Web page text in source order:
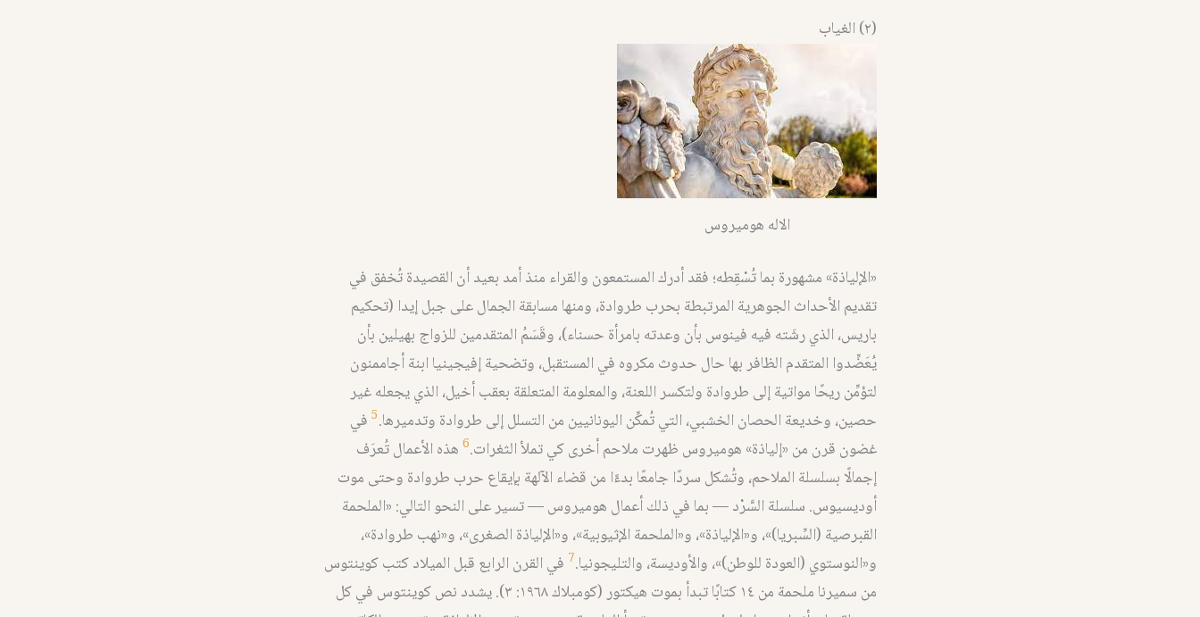
(٢) الغياب
الاله هوميروس
«الإلياذة» مشهورة بما تُسْقِطه؛ فقد أدرك المستمعون والقراء منذ أمد بعيد أن القصيدة تُخفق في
تقديم الأحداث الجوهرية المرتبطة بحرب طروادة، ومنها مسابقة الجمال على جبل إيدا (تحكيم
باريس، الذي رشَته فيه فينوس بأن وعدته بامرأة حسناء)، وقَسَمُ المتقدمين للزواج بهيلين بأن
يُعَضِّدوا المتقدم الظافر بها حال حدوث مكروه في المستقبل، وتضحية إفيجينيا ابنة أجاممنون
لتؤمِّن ريحًا مواتية إلى طروادة ولتكسر اللعنة، والمعلومة المتعلقة بعقب أخيل، الذي يجعله غير
حصين، وخديعة الحصان الخشبي، التي تُمكِّن اليونانيين من التسلل إلى طروادة وتدميرها.5 في
غضون قرن من «إلياذة» هوميروس ظهرت ملاحم أخرى كي تملأ الثغرات.6 هذه الأعمال تُعرَف
إجمالًا بسلسلة الملاحم، وتُشكل سردًا جامعًا بدءًا من قضاء الآلهة بإيقاع حرب طروادة وحتى موت
أوديسيوس. سلسلة السَّرْد — بما في ذلك أعمال هوميروس — تسير على النحو التالي: «الملحمة
القبرصية (السِّبريا)»، و«الإلياذة»، و«الملحمة الإثيوبية»، و«الإلياذة الصغرى»، و«نهب طروادة»،
و«النوستوي (العودة للوطن)»، والأوديسة، والتليجونيا.7 في القرن الرابع قبل الميلاد كتب كوينتوس
من سميرنا ملحمة من ١٤ كتابًا تبدأ بموت هيكتور (كومبلاك ١٩٦٨: ٣). يشدد نص كوينتوس في كل